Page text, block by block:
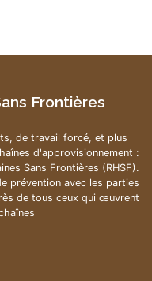
Frontières
de travail forcé, et plus
d'approvisionnement :
Sans Frontières (RHSF).
prévention avec les parties
de tous ceux qui œuvrent